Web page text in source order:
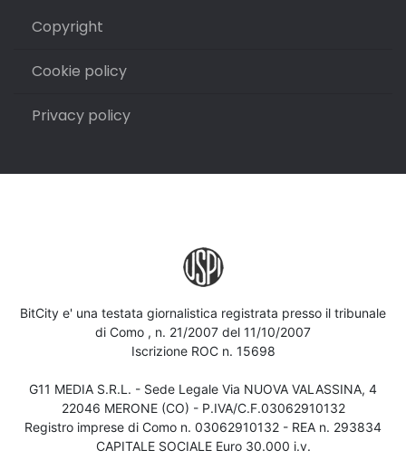
Copyright
Cookie policy
Privacy policy
BitCity e' una testata giornalistica registrata presso il tribunale
di Como , n. 21/2007 del 11/10/2007
Iscrizione ROC n. 15698
G11 MEDIA S.R.L. - Sede Legale Via NUOVA VALASSINA, 4
22046 MERONE (CO) - P.IVA/C.F.03062910132
Registro imprese di Como n. 03062910132 - REA n. 293834
CAPITALE SOCIALE Euro 30.000 i.v.